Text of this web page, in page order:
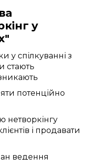
у
у спілкуванні з
стають
потенційно
нетворкінгу
і продавати
ведення